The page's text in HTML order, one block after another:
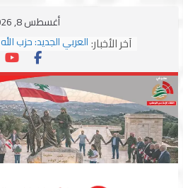
أغسطس 8, 2026
آخر الأخبار:
وسط اشتباكات مع جيش
ترامب: مذكرة
مشروط” من جانب
الجمهورية: إسرائيل
احتلال جديدة ولبنان
بزشكيان وترامب
تمهيداً لاستئناف
استهداف دراجة نارية